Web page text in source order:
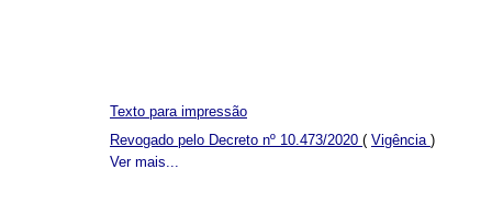
Ver mais...
Texto para impressão
Revogado pelo Decreto nº 10.473/2020 ( Vigência )